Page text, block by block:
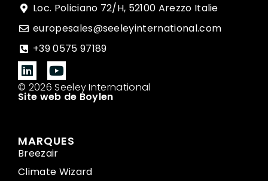
Loc. Policiano 72/H, 52100 Arezzo Italie
europesales@seeleyinternational.com
+39 0575 97189
© 2026 Seeley International
Site web de Boylen
MARQUES
Breezair
Climate Wizard